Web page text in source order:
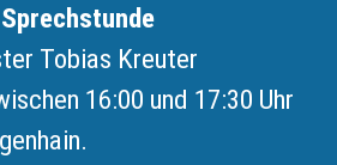
Tobias Kreuter
16:00 und 17:30 Uhr